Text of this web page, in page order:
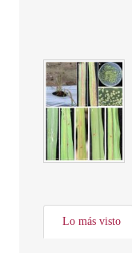
Lo más visto